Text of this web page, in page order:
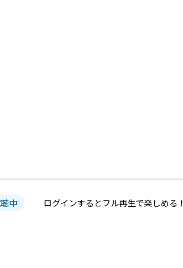
中 ログインするとフル再生で楽しめる！